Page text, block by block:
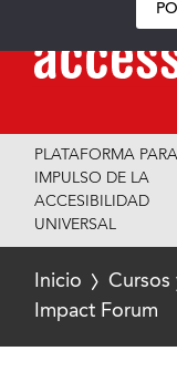
PLATAFORMA
IMPULSO DE LA
ACCESIBILIDAD
UNIVERSAL
Inicio Cursos
Impact Forum